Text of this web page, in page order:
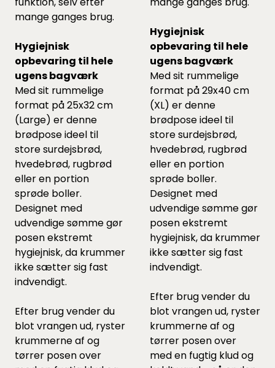
mange ganges brug.
Hygiejnisk
opbevaring til hele
ugens bagværk
Med sit rummelige
format på 25x32 cm
(Large) er denne
brødpose ideel til
store surdejsbrød,
hvedebrød, rugbrød
eller en portion
sprøde boller.
Designet med
udvendige sømme gør
posen ekstremt
hygiejnisk, da krummer
ikke sætter sig fast
indvendigt.
Efter brug vender du
blot vrangen ud, ryster
krummerne af og
tørrer posen over
Hygiejnisk
opbevaring til hele
ugens bagværk
Med sit rummelige
format på 29x40 cm
(XL) er denne
brødpose ideel til
store surdejsbrød,
hvedebrød, rugbrød
eller en portion
sprøde boller.
Designet med
udvendige sømme gør
posen ekstremt
hygiejnisk, da krummer
ikke sætter sig fast
indvendigt.
Efter brug vender du
blot vrangen ud, ryster
krummerne af og
tørrer posen over
med en fugtig klud og